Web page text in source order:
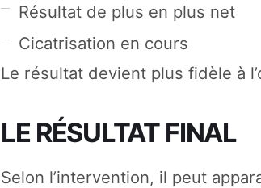
Résultat de plus en plus net
Cicatrisation en cours
Le résultat devient plus fidèle à
LE RÉSULTAT FINAL
Selon l’intervention, il peut